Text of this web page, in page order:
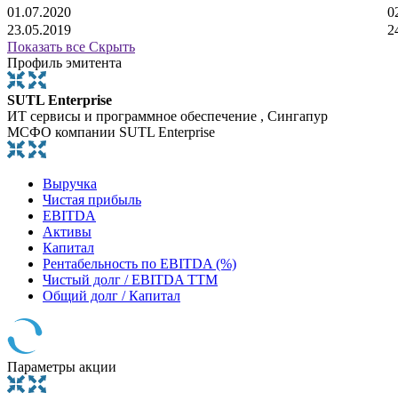
01.07.2020
23.05.2019
Показать все Скрыть
Профиль эмитента
SUTL Enterprise
ИТ сервисы и программное обеспечение , Сингапур
МСФО компании SUTL Enterprise
Выручка
Чистая прибыль
EBITDA
Активы
Капитал
Рентабельность по EBITDA (%)
Чистый долг / EBITDA TTM
Общий долг / Капитал
Параметры акции